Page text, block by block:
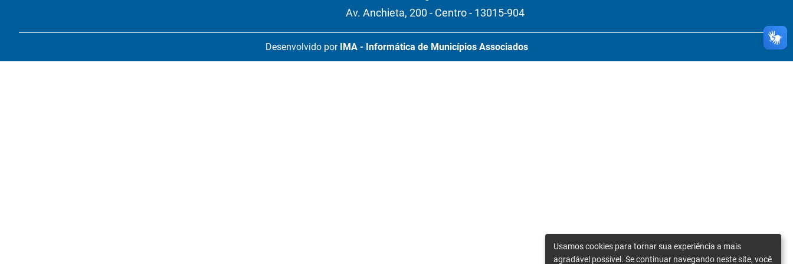
Av. Anchieta, 200 - Centro - 13015-904
Desenvolvido por IMA - Informática de Municípios Associados
Usamos cookies para tornar sua experiência a mais
agradável possível. Se continuar navegando neste site, você